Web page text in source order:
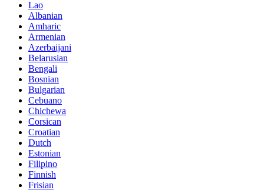
Lao
Albanian
Amharic
Armenian
Azerbaijani
Belarusian
Bengali
Bosnian
Bulgarian
Cebuano
Chichewa
Corsican
Croatian
Dutch
Estonian
Filipino
Finnish
Frisian